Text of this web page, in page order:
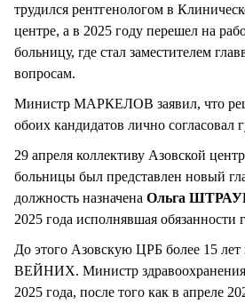
трудился рентгенологом в
центре, а в 2025 году перешел на
больницу, где стал заместителем
вопросам.
Министр МАРКЕЛОВ заявил, что
обоих кандидатов лично согласовал
29 апреля коллективу Азовской
больницы был представлен новый
должность назначена Ольга
2025 года исполнявшая обязанности
До этого Азовскую ЦРБ более 15 лет
ВЕЙНИХ. Министр
2025 года, после того как в апреле